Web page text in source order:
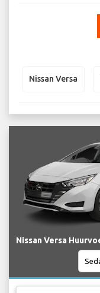
Nissan Versa
Nissan Versa